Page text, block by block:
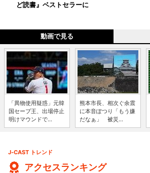
ど読書』ベストセラーに
動画で見る
「異物使用疑惑」元韓
国セーブ王、出場停止
明けマウンドで...
熊本市長、相次ぐ余震
に本音ぽつり「もう嫌
だなぁ」 被災...
J-CAST トレンド
アクセスランキング